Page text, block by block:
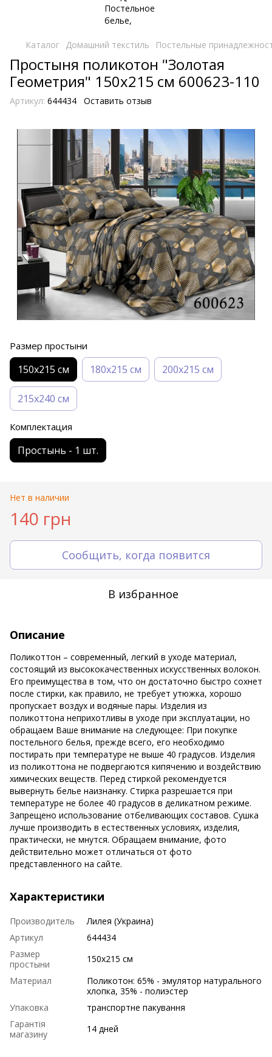
Каталог Домашний текстиль Постельные
Простыня поликотон "Золотая
Геометрия" 150х215 см 600623-110
Артикул: 644434 Оставить отзыв
Размер простыни
150х215 см 180х215 см 200х215 см
215х240 см
Комплектация
Простынь - 1 шт.
Нет в наличии
140 грн
Сообщить, когда появится
В избранное
Описание
Поликоттон – современный, легкий в уходе материал,
состоящий из высококачественных искусственных волокон.
Его преимущества в том, что он достаточно быстро сохнет
после стирки, как правило, не требует утюжка, хорошо
пропускает воздух и водяные пары. Изделия из
поликоттона неприхотливы в уходе при эксплуатации, но
обращаем Ваше внимание на следующее: При покупке
постельного белья, прежде всего, его необходимо
постирать при температуре не выше 40 градусов. Изделия
из поликоттона не подвергаются кипячению и воздействию
химических веществ. Перед стиркой рекомендуется
вывернуть белье наизнанку. Стирка разрешается при
температуре не более 40 градусов в деликатном режиме.
Запрещено использование отбеливающих составов. Сушка
лучше производить в естественных условиях, изделия,
практически, не мнутся. Обращаем внимание, фото
действительно может отличаться от фото
представленного на сайте.
Характеристики
Производитель
Лилея (Украина)
Артикул
644434
Размер
простыни
150х215 см
Материал
Поликотон: 65% - эмулятор натурального
хлопка, 35% - полиэстер
Упаковка
транспортне пакування
Гарантія
магазину
14 дней